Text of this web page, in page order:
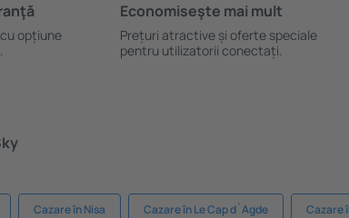
opțiune
Economiseşte mai mult
Prețuri atractive și oferte speciale
pentru utilizatorii conectați.
Cazare în Nisa Cazare în Le Cap d`Agde Cazare